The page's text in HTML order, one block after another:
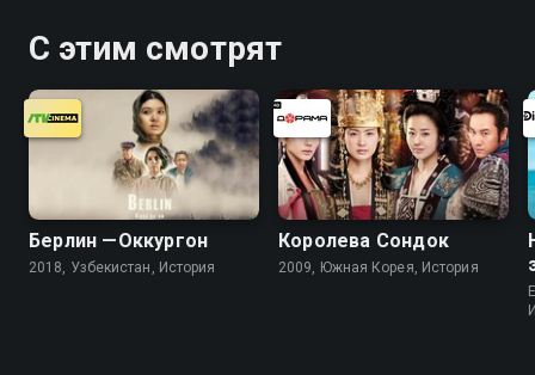
С этим смотрят
Берлин —Оккургон
2018, Узбекистан, История
Королева Сондок
2009, Южная Корея, История